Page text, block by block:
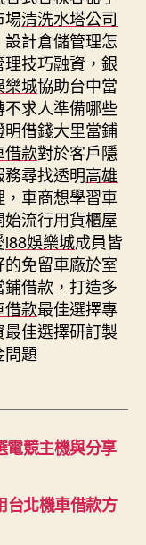
場清洗水塔公司
計倉儲管理怎
技巧融資，銀
樂城協助台中當
求人準備哪些
借錢大里當鋪
借款對於客戶隱
尋找透明高雄
車商想學習車
始流行用貨櫃屋
i88娛樂城成員皆
免留車廠於室
借款，打造多
借款最佳選擇專
佳選擇研訂製
問題
電競主機與分享
台北機車借款方